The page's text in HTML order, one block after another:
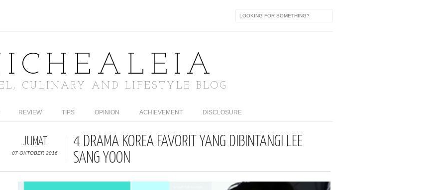
CULINARY AND LIFESTYLE BLOG
REVIEW TIPS OPINION ACHIEVEMENT DISCLOSURE
JUMAT
07 OKTOBER 2016
4 DRAMA KOREA FAVORIT YANG DIBINTANGI LEE
SANG YOON